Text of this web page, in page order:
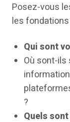
Posez-vous
les
Qui sont
Où sont-
?
Quels